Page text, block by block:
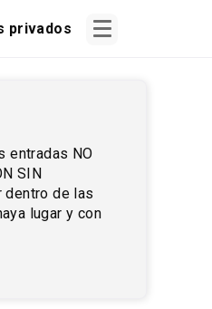
privados
entradas NO
SIN
dentro de las
lugar y con